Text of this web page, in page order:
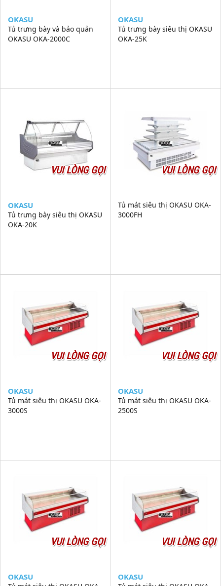
OKASU
Tủ trưng bày và bảo quản
OKASU OKA-2000C
OKASU
Tủ trưng bày siêu thị OKASU
OKA-25K
VUI LÒNG GỌI
OKASU
Tủ trưng bày siêu thị OKASU
OKA-20K
VUI LÒNG GỌI
Tủ mát siêu thị OKASU OKA-
3000FH
VUI LÒNG GỌI
OKASU
Tủ mát siêu thị OKASU OKA-
3000S
VUI LÒNG GỌI
OKASU
Tủ mát siêu thị OKASU OKA-
2500S
VUI LÒNG GỌI
OKASU
VUI LÒNG GỌI
OKASU